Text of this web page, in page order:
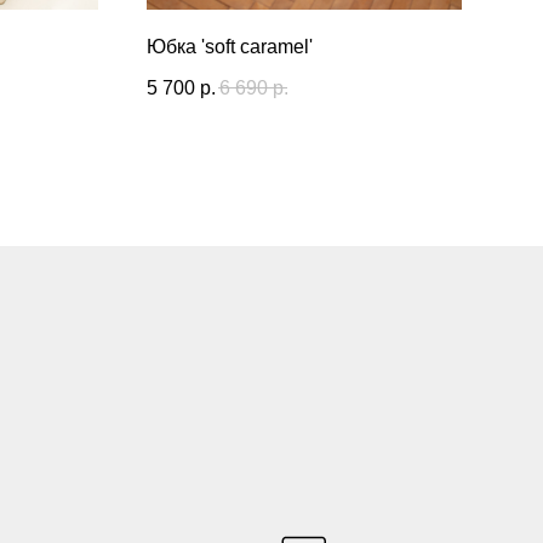
Юбка 'soft caramel'
5 700 р. 6 690 р.